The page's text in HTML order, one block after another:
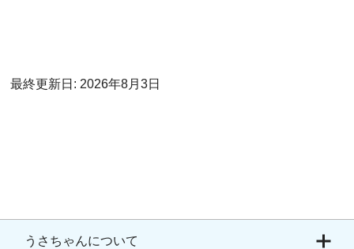
最終更新日: 2026年8月3日
うさちゃんについて